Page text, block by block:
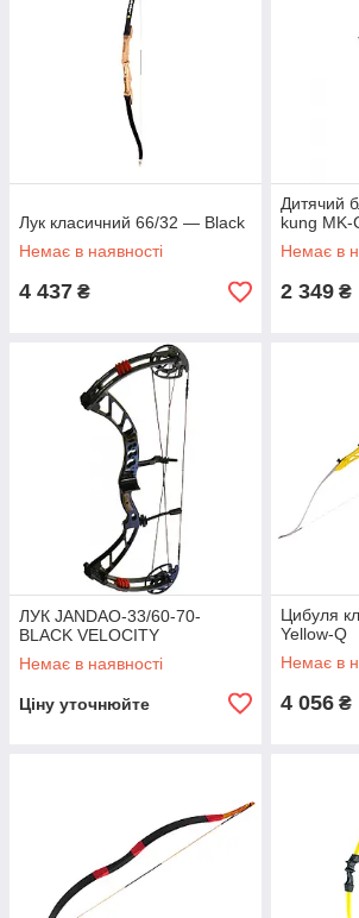
Лук класичний 66/32 — Black
Немає в наявності
4 437 ₴
Дитячий
kung MK-
Немає в
2 349 ₴
ЛУК JANDAO-33/60-70-
BLACK VELOCITY
Немає в наявності
Ціну уточнюйте
Цибуля
Yellow-Q
Немає в
4 056 ₴